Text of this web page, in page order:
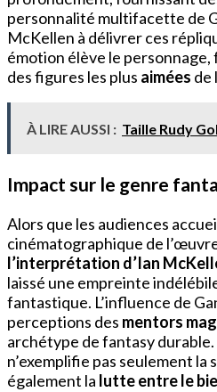
personnalité multifacette de
McKellen à délivrer ces
émotion élève le personnage,
des figures les plus aimées de
À LIRE AUSSI : Taille Rudy
Impact sur le genre
Alors que les audiences
cinématographique de
l’interprétation d’Ian
laissé une empreinte
fantastique. L’influence de
perceptions des mentors
archétype de fantasy
n’exemplifie pas seulement la
également la lutte entre le